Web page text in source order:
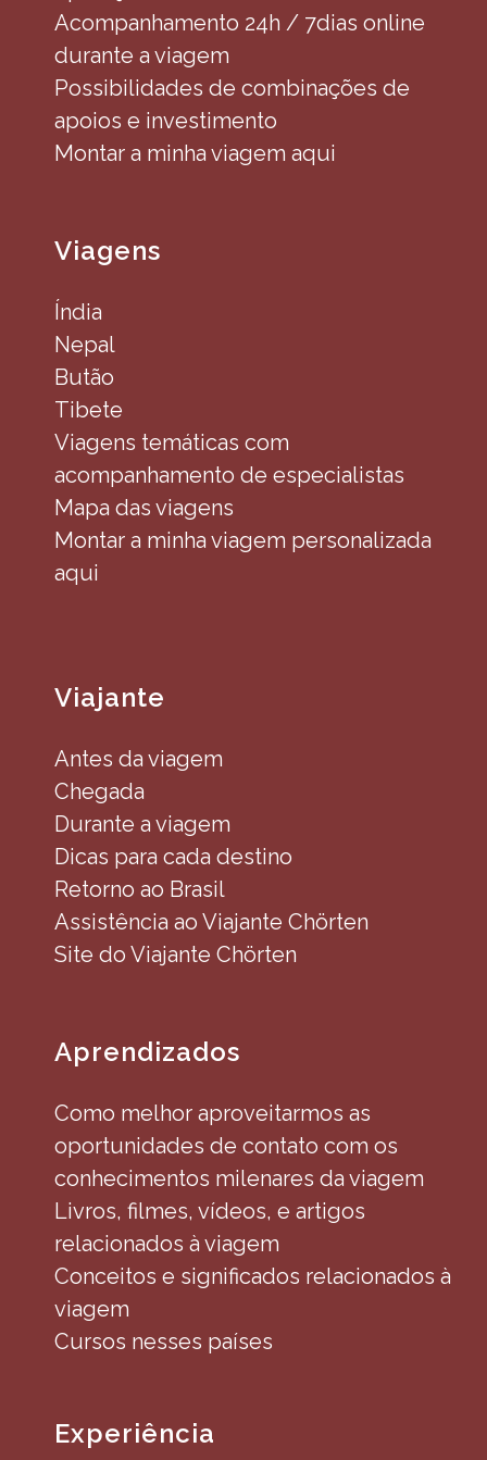
Acompanhamento 24h / 7dias online
durante a viagem
Possibilidades de combinações de
apoios e investimento
Montar a minha viagem aqui
Viagens
Índia
Nepal
Butão
Tibete
Viagens temáticas com
acompanhamento de especialistas
Mapa das viagens
Montar a minha viagem personalizada
aqui
Viajante
Antes da viagem
Chegada
Durante a viagem
Dicas para cada destino
Retorno ao Brasil
Assistência ao Viajante Chörten
Site do Viajante Chörten
Aprendizados
Como melhor aproveitarmos as
oportunidades de contato com os
conhecimentos milenares da viagem
Livros, filmes, vídeos, e artigos
relacionados à viagem
Conceitos e significados relacionados à
viagem
Cursos nesses países
Experiência